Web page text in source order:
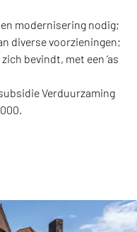
modernisering nodig;
diverse voorzieningen;
bevindt, met een ‘as
Verduurzaming